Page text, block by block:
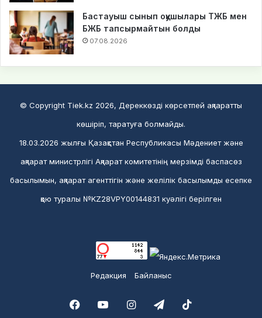
Бастауыш сынып оқушылары ТЖБ мен
БЖБ тапсырмайтын болды
07.08.2026
© Copyright Tiek.kz 2026, Дереккөзді көрсетпей ақпаратты
көшіріп, таратуға болмайды.
18.03.2026 жылғы Қазақстан Республикасы Мәдениет және
ақпарат министрлігі Ақпарат комитетінің мерзімді баспасөз
басылымын, ақпарат агенттігін және желілік басылымды есепке
қою туралы №KZ28VPY00144831 куәлігі берілген
Редакция Байланыс
FacebookYouTubeInstagramTelegram